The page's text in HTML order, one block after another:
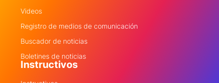
Videos
Registro de medios de comunicación
Buscador de noticias
Boletines de noticias
Instructivos